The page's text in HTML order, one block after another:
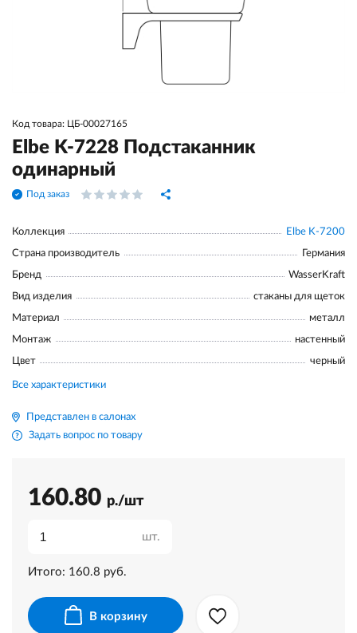
Код товара: ЦБ-00027165
Elbe K-7228 Подстаканник
одинарный
Под заказ
Коллекция Elbe K-7200
Страна производитель Германия
Бренд WasserKraft
Вид изделия стаканы для щеток
Материал металл
Монтаж настенный
Цвет черный
Все характеристики
Представлен в салонах
Задать вопрос по товару
160.80 р./шт
шт.
Итого: 160.8 руб.
В корзину